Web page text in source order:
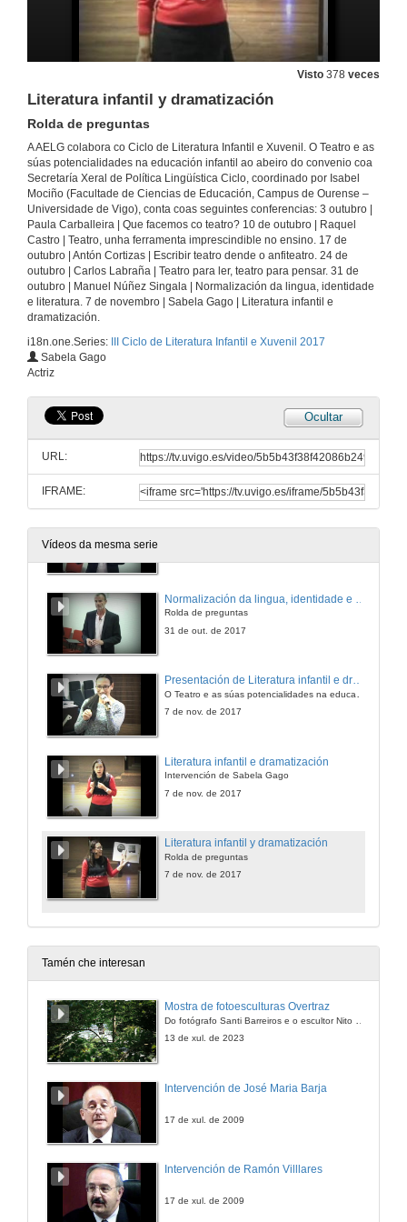
Visto 378 veces
Literatura infantil y dramatización
Rolda de preguntas
A AELG colabora co Ciclo de Literatura Infantil e Xuvenil. O Teatro e as
súas potencialidades na educación infantil ao abeiro do convenio coa
Secretaría Xeral de Política Lingüística Ciclo, coordinado por Isabel
Mociño (Facultade de Ciencias de Educación, Campus de Ourense –
Universidade de Vigo), conta coas seguintes conferencias: 3 outubro |
Paula Carballeira | Que facemos co teatro? 10 de outubro | Raquel
Castro | Teatro, unha ferramenta imprescindible no ensino. 17 de
outubro | Antón Cortizas | Escribir teatro dende o anfiteatro. 24 de
outubro | Carlos Labraña | Teatro para ler, teatro para pensar. 31 de
outubro | Manuel Núñez Singala | Normalización da lingua, identidade
e literatura. 7 de novembro | Sabela Gago | Literatura infantil e
dramatización.
i18n.one.Series:
III Ciclo de Literatura Infantil e Xuvenil 2017
Sabela Gago
Actriz
Ocultar
URL:
IFRAME:
Vídeos da mesma serie
Rolda de preguntas
10 de out. de 2017
17 de out. de 2017
Escribir dende o anfiteatro
Intervención de Antón Cortizas
17 de out. de 2017
Escribir dende o anfiteatro
Rolda de preguntas
17 de out. de 2017
O Teatro e as súas potencialidades na educación infantil
31 de out. de 2017
Rolda de preguntas
31 de out. de 2017
Presentación de Literatura infantil e dramatización
7 de nov. de 2017
Literatura infantil e dramatización
Intervención de Sabela Gago
7 de nov. de 2017
Literatura infantil y dramatización
Rolda de preguntas
7 de nov. de 2017
Tamén che interesan
Mostra de fotoesculturas Overtraz
13 de xul. de 2023
Intervención de José Maria Barja
17 de xul. de 2009
Intervención de Ramón Villlares
17 de xul. de 2009